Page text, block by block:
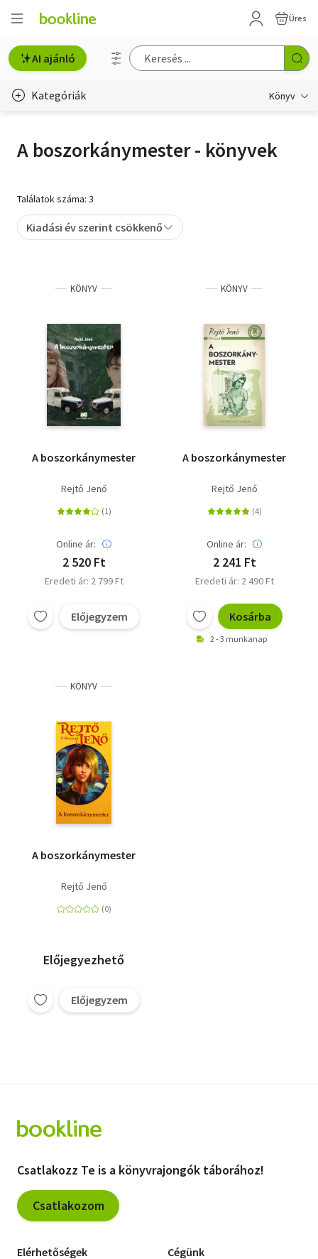
Üres
AI ajánló
Kategóriák Könyv
Erotika
Hobbi, szabadidő
Szótár, nyelvkönyv
Tankönyv, segédkönyv
Társadalomtudomány
Történelem
A boszorkánymester - könyvek
Találatok száma: 3
Kiadási év szerint csökkenő
KÖNYV
A boszorkánymester
Rejtő Jenő
Online ár:
2 520 Ft
Eredeti ár: 2 799 Ft
Előjegyzem
KÖNYV
A boszorkánymester
Rejtő Jenő
Online ár:
2 241 Ft
Eredeti ár: 2 490 Ft
Kosárba
2 - 3 munkanap
KÖNYV
A boszorkánymester
Rejtő Jenő
Előjegyezhető
Előjegyzem
Csatlakozz Te is a könyvrajongók táborához!
Csatlakozom
Elérhetőségek Cégünk